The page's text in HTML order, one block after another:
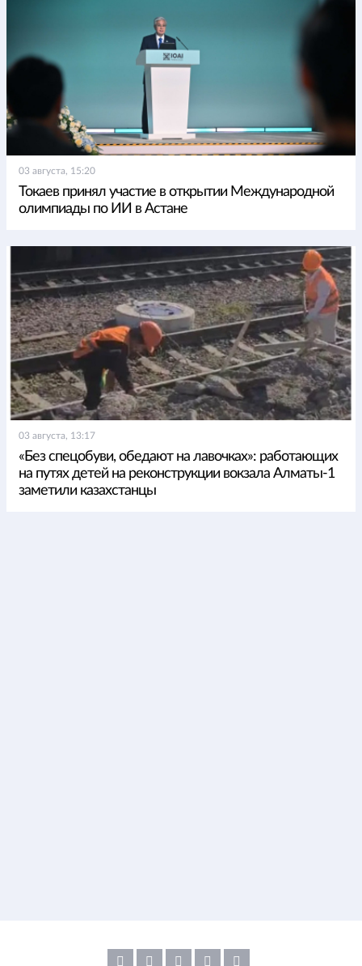
03 августа, 15:20
Токаев принял участие в открытии Международной
олимпиады по ИИ в Астане
03 августа, 13:17
«Без спецобуви, обедают на лавочках»: работающих
на путях детей на реконструкции вокзала Алматы-1
заметили казахстанцы